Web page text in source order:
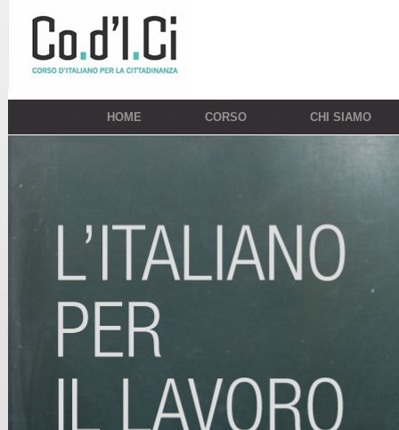
HOME CORSO CHI SIAMO